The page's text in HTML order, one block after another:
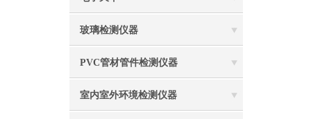
玻璃检测仪器
PVC管材管件检测仪器
室内室外环境检测仪器